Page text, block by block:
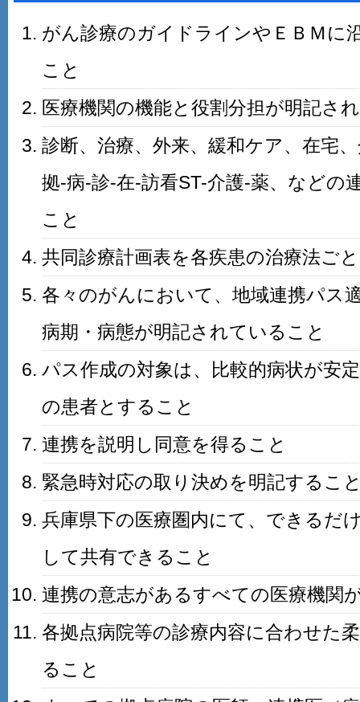
がん診療のガイドラインやＥＢＭに
こと
医療機関の機能と役割分担が明記さ
診断、治療、外来、緩和ケア、在宅
拠-病-診-在-訪看ST-介護-薬、などの
こと
共同診療計画表を各疾患の治療法ご
各々のがんにおいて、地域連携パス
病期・病態が明記されていること
パス作成の対象は、比較的病状が安
の患者とすること
連携を説明し同意を得ること
緊急時対応の取り決めを明記するこ
兵庫県下の医療圏内にて、できるだ
して共有できること
連携の意志があるすべての医療機関
各拠点病院等の診療内容に合わせた
ること